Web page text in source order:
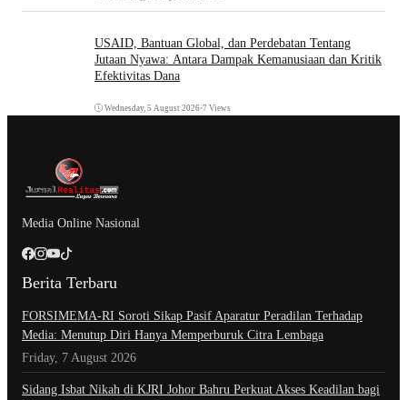
USAID, Bantuan Global, dan Perdebatan Tentang
Jutaan Nyawa: Antara Dampak Kemanusiaan dan Kritik
Efektivitas Dana
Wednesday, 5 August 2026•7 Views
Media Online Nasional
Berita Terbaru
​FORSIMEMA-RI Soroti Sikap Pasif Aparatur Peradilan Terhadap
Media: Menutup Diri Hanya Memperburuk Citra Lembaga
Friday, 7 August 2026
Sidang Isbat Nikah di KJRI Johor Bahru Perkuat Akses Keadilan bagi